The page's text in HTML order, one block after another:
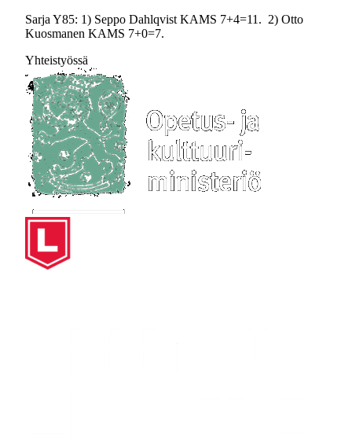
Sarja Y85: 1) Seppo Dahlqvist KAMS 7+4=11. 2) Otto
Kuosmanen KAMS 7+0=7.
Yhteistyössä